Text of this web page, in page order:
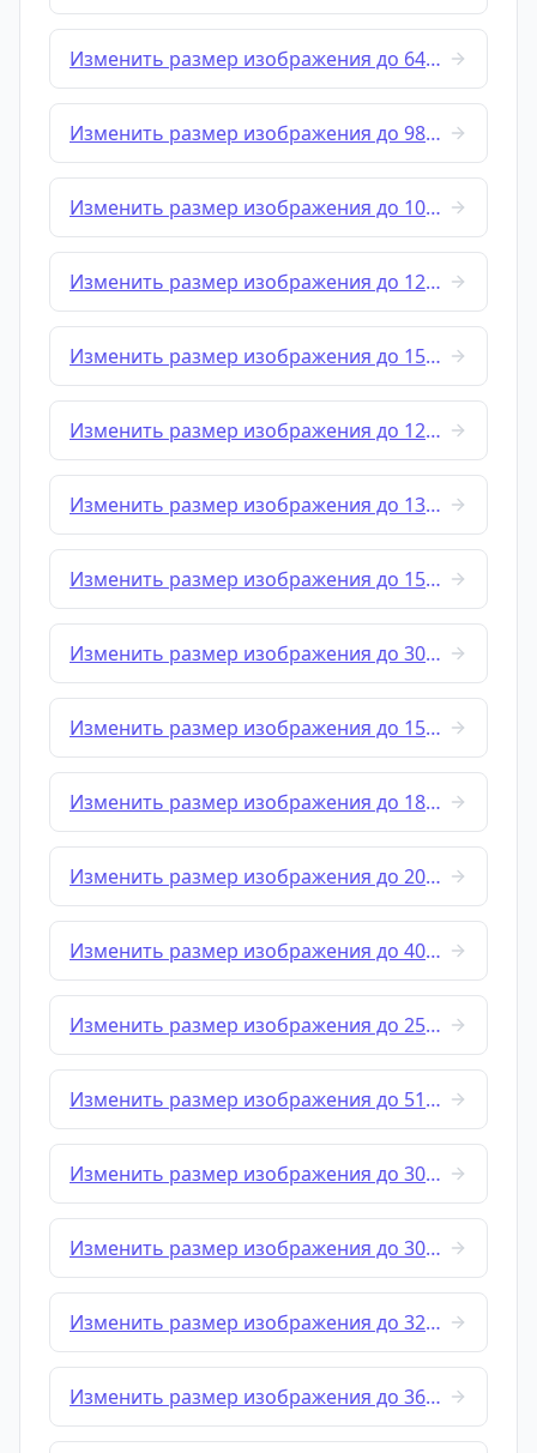
Изменить размер изображения до 64x64
Изменить размер изображения до 98x98
Изменить размер изображения до 100x100
Изменить размер изображения до 120x120
Изменить размер изображения до 150x100
Изменить размер изображения до 128x128
Изменить размер изображения до 132x170
Изменить размер изображения до 150x150
Изменить размер изображения до 300x80
Изменить размер изображения до 150x200
Изменить размер изображения до 184x184
Изменить размер изображения до 200x200
Изменить размер изображения до 400x150
Изменить размер изображения до 256x256
Изменить размер изображения до 512x128
Изменить размер изображения до 300x250
Изменить размер изображения до 300x300
Изменить размер изображения до 320x320
Изменить размер изображения до 360x360